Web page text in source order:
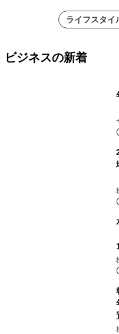
ライフスタイ
ビジネスの新着